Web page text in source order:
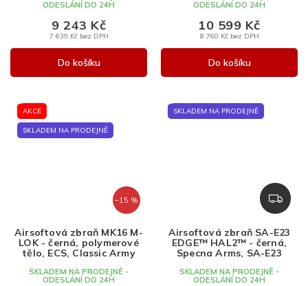
ODESLÁNÍ DO 24H
7 639 Kč bez DPH
9 243 Kč
Do košíku
ODESLÁNÍ DO 24H
8 760 Kč bez DPH
10 599 Kč
Do košíku
AKCE
SKLADEM NA PRODEJNĚ
–15 %
Airsoftová zbraň MK16 M-
LOK - černá, polymerové
tělo, ECS, Classic Army
SKLADEM NA PRODEJNĚ -
ODESLÁNÍ DO 24H
SKLADEM NA PRODEJNĚ
Z
D
R
Airsoftová zbraň SA-E23
EDGE™ HAL2™ - černá,
Specna Arms, SA-E23
SKLADEM NA PRODEJNĚ -
ODESLÁNÍ DO 24H